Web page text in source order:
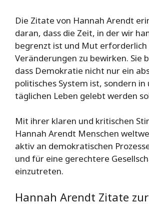
Die Zitate von Hannah Arendt
daran, dass die Zeit, in der wir
begrenzt ist und Mut erforderlich
Veränderungen zu bewirken. Sie
dass Demokratie nicht nur ein
politisches System ist, sondern in
täglichen Leben gelebt werden
Mit ihrer klaren und kritischen
Hannah Arendt Menschen
aktiv an demokratischen
und für eine gerechtere
einzutreten.
Hannah Arendt Zitate